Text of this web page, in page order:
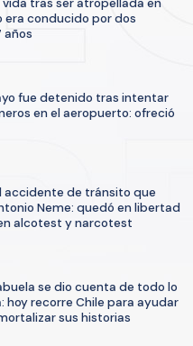
tras ser atropellada en
era conducido por dos
años
fue detenido tras intentar
en el aeropuerto: ofreció
accidente de tránsito que
Neme: quedó en libertad
alcotest y narcotest
se dio cuenta de todo lo
hoy recorre Chile para ayudar
sus historias